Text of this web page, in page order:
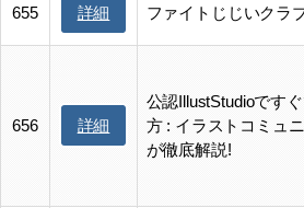
655 詳細 ファイトじじいクラ
656 詳細
公認IllustStudioです
方 : イラストコミュ
が徹底解説!